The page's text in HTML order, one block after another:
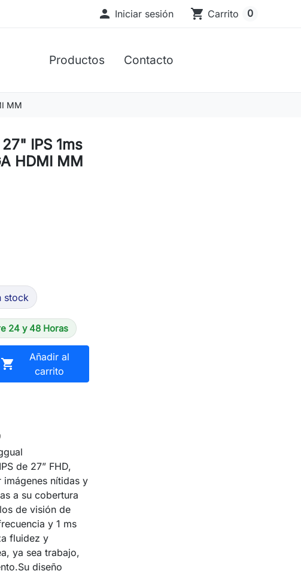
 Iniciar sesión shopping_cart Carrito 0
Productos Contacto
MM
IPS 1ms
HDMI MM
stock
24 y 48 Horas

Añadir al
carrito
de 27” FHD,
nítidas y
a su cobertura
de visión de
y 1 ms
fluidez y
ya sea trabajo,
diseño